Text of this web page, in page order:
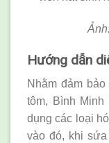
Hướng dẫn
Nhằm đảm
tôm, Bình
dụng các loại
vào đó, khi